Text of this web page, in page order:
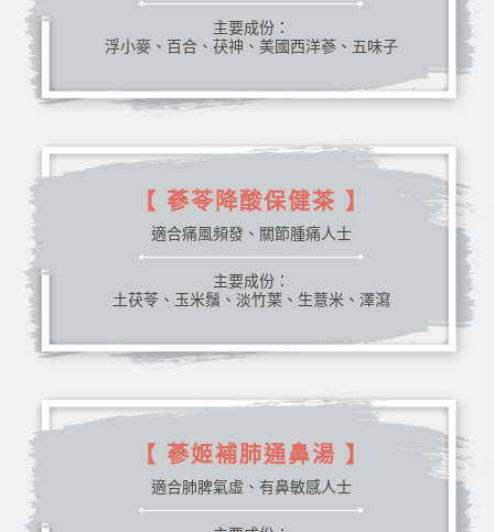
主要成份：
浮小麥、百合、茯神、美國西洋蔘、五味子
【 蔘苓降酸保健茶 】
適合痛風頻發、關節腫痛人士
主要成份：
土茯苓、玉米鬚、淡竹葉、生薏米、澤瀉
【 蔘姬補肺通鼻湯 】
適合肺脾氣虛、有鼻敏感人士